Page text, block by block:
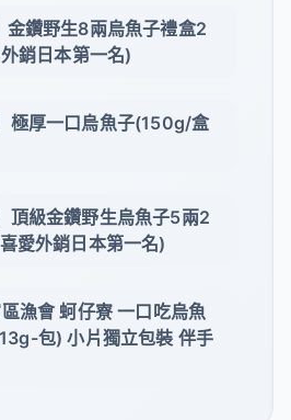
金鑽野生8兩烏魚子禮盒2
銷日本第一名)
極厚一口烏魚子(150g/盒
頂級金鑽野生烏魚子5兩2
愛外銷日本第一名)
區漁會 蚵仔寮 一口吃烏魚
包) 小片獨立包裝 伴手